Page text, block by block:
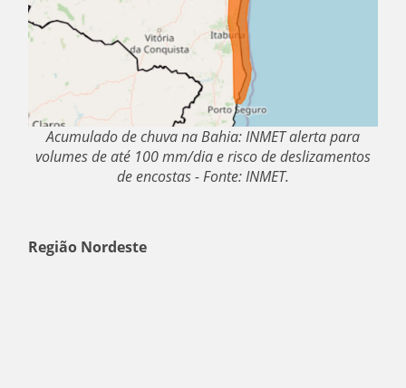
Acumulado de chuva na Bahia: INMET alerta para
volumes de até 100 mm/dia e risco de deslizamentos
de encostas - Fonte: INMET.
Região Nordeste